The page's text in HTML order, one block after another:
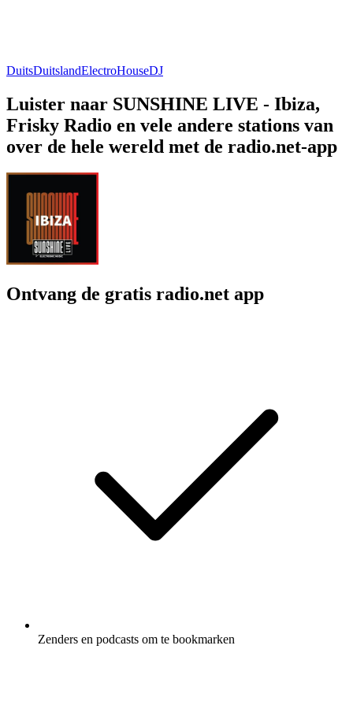
DuitsDuitslandElectroHouseDJ
Luister naar SUNSHINE LIVE - Ibiza,
Frisky Radio en vele andere stations van
over de hele wereld met de radio.net-app
Ontvang de gratis radio.net app
Zenders en podcasts om te bookmarken